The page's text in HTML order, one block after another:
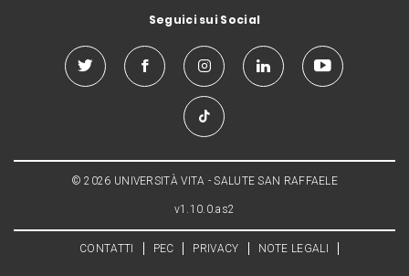
Seguici sui Social
© 2026 UNIVERSITÀ VITA - SALUTE SAN RAFFAELE
v1.10.0.as2
CONTATTI PEC PRIVACY NOTE LEGALI